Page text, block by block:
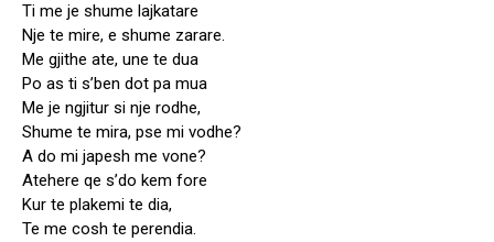
Ti me je shume lajkatare
Nje te mire, e shume zarare.
Me gjithe ate, une te dua
Po as ti s’ben dot pa mua
Me je ngjitur si nje rodhe,
Shume te mira, pse mi vodhe?
A do mi japesh me vone?
Atehere qe s’do kem fore
Kur te plakemi te dia,
Te me cosh te perendia.